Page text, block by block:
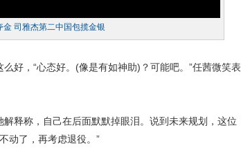
司雅杰第二中国包揽金银
，“心态好。(像是有如神助)？可能吧。”任茜微笑表
称，自己在后面默默掉眼泪。说到未来规划，这位
动了，再考虑退役。”